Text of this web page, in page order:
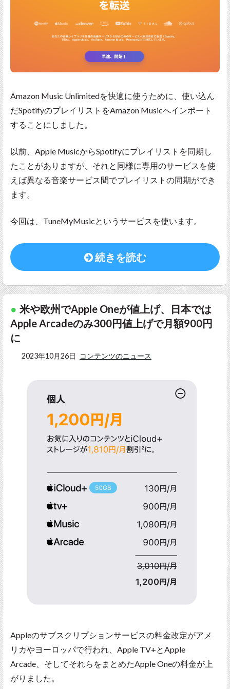
Amazon Music Unlimitedを快適に使うために、使い込ん
だSpotifyのプレイリストをAmazon Musicへインポート
することにしました。
以前、Apple MusicからSpotifyにプレイリストを同期し
たことがありますが、それと同様に専用のサービスを使
えば異なる音楽サービス間でプレイリストの同期ができ
ます。
今回は、TuneMyMusicというサービスを使います。
続きを読む
米や欧州でApple Oneが値上げ、日本では
Apple Arcadeのみ300円値上げで月額900円
に
2023年10月26日 コンテンツのニュース
Appleのサブスクリプションサービスの料金改定がアメ
リカやヨーロッパで行われ、Apple TV+とApple
Arcade、そしてそれらをまとめたApple Oneの料金が上
がりました。